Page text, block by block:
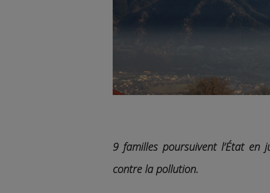
9 familles poursuivent l’État
contre la pollution.